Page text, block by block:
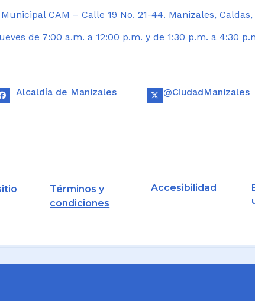
CAM – Calle 19 No. 21-44. Manizales,
de 7:00 a.m. a 12:00 p.m. y de 1:30 p.m. a 4:30
Alcaldía de Manizales @CiudadManizales
Términos y
condiciones
Accesibilidad